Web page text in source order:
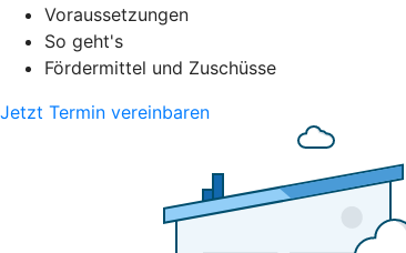
Voraussetzungen
So geht's
Fördermittel und Zuschüsse
Jetzt Termin vereinbaren